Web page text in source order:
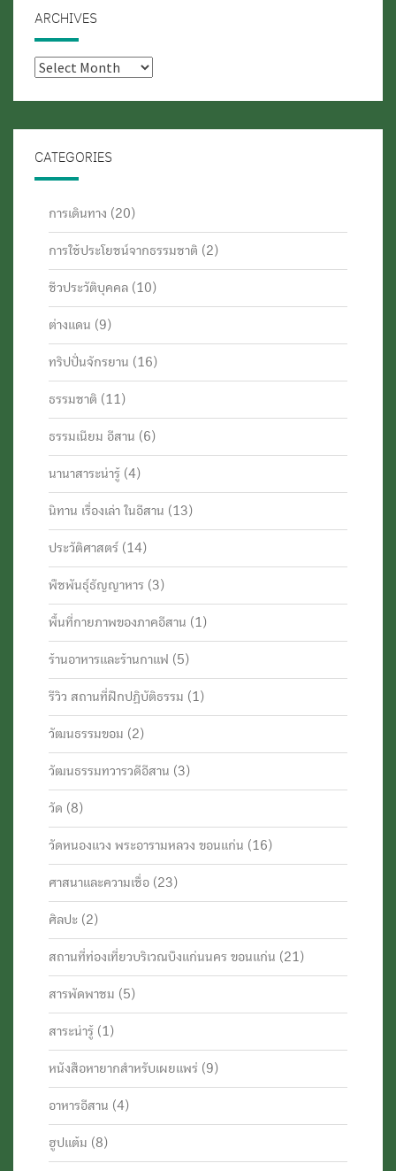
ARCHIVES
Archives
CATEGORIES
การเดินทาง (20)
การใช้ประโยชน์จากธรรมชาติ (2)
ชีวประวัติบุคคล (10)
ต่างแดน (9)
ทริปปั่นจักรยาน (16)
ธรรมชาติ (11)
ธรรมเนียม อีสาน (6)
นานาสาระน่ารู้ (4)
นิทาน เรื่องเล่า ในอีสาน (13)
ประวัติศาสตร์ (14)
พืชพันธุ์ธัญญาหาร (3)
พื้นที่กายภาพของภาคอีสาน (1)
ร้านอาหารและร้านกาแฟ (5)
รีวิว สถานที่ฝึกปฏิบัติธรรม (1)
วัฒนธรรมขอม (2)
วัฒนธรรมทวารวดีอีสาน (3)
วัด (8)
วัดหนองแวง พระอารามหลวง ขอนแก่น (16)
ศาสนาและความเชื่อ (23)
ศิลปะ (2)
สถานที่ท่องเที่ยวบริเวณบึงแก่นนคร ขอนแก่น (21)
สารพัดพาชม (5)
สาระน่ารู้ (1)
หนังสือหายากสำหรับเผยแพร่ (9)
อาหารอีสาน (4)
ฮูปแต้ม (8)